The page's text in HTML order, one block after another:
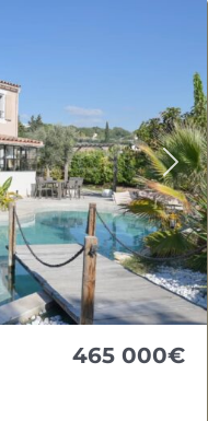
465 000€